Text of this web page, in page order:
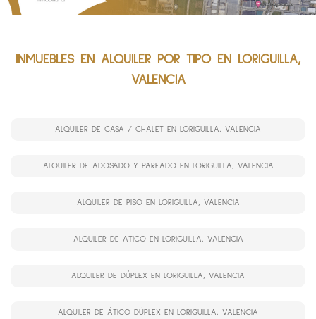
INMUEBLES EN ALQUILER POR TIPO EN LORIGUILLA,
VALENCIA
ALQUILER DE CASA / CHALET EN LORIGUILLA, VALENCIA
ALQUILER DE ADOSADO Y PAREADO EN LORIGUILLA, VALENCIA
ALQUILER DE PISO EN LORIGUILLA, VALENCIA
ALQUILER DE ÁTICO EN LORIGUILLA, VALENCIA
ALQUILER DE DÚPLEX EN LORIGUILLA, VALENCIA
ALQUILER DE ÁTICO DÚPLEX EN LORIGUILLA, VALENCIA